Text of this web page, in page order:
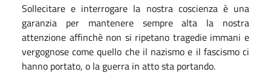
Sollecitare e interrogare la nostra coscienza è una
garanzia per mantenere sempre alta la nostra
attenzione affinchè non si ripetano tragedie immani e
vergognose come quello che il nazismo e il fascismo ci
hanno portato, o la guerra in atto sta portando.